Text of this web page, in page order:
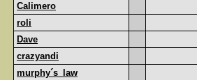
Calimero
roli
Dave
crazyandi
murphy´s_law